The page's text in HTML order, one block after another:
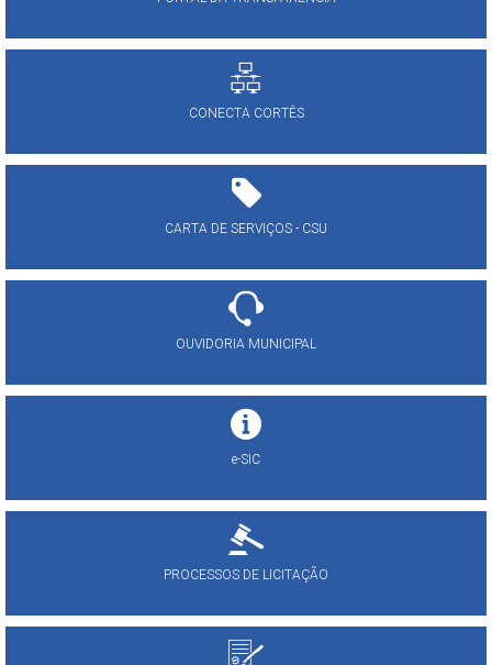
CONECTA CORTÊS
CARTA DE SERVIÇOS - CSU
OUVIDORIA MUNICIPAL
e-SIC
PROCESSOS DE LICITAÇÃO